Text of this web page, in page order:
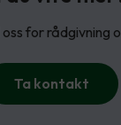
for rådgivning
Ta kontakt